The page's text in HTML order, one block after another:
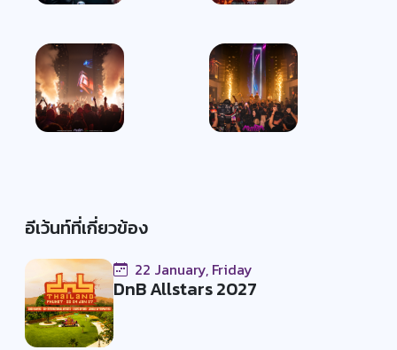
อีเว้นท์ที่เกี่ยวข้อง
22 January, Friday
DnB Allstars 2027